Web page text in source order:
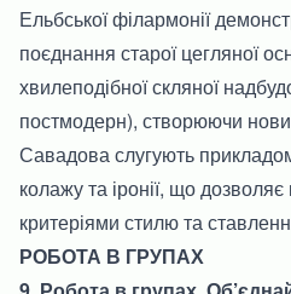
Ельбської філармонії
поєднання старої цегляної
хвилеподібної скляної
постмодерн), створюючи
Савадова слугують
колажу та іронії, що дозволяє
критеріями стилю та
РОБОТА В ГРУПАХ